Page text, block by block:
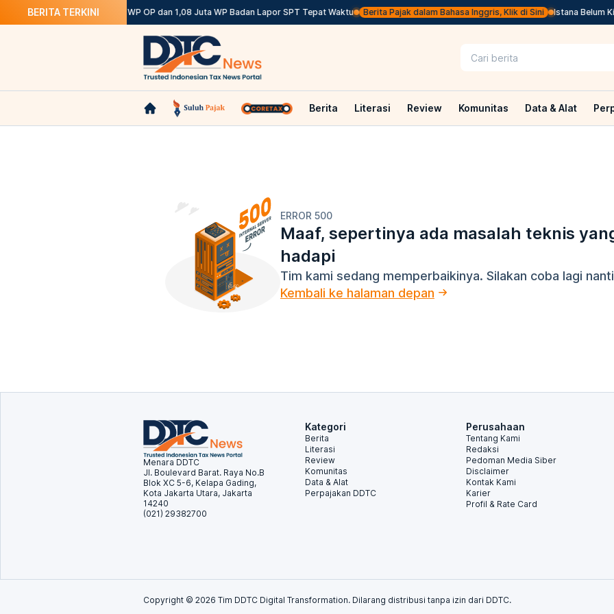
BERITA TERKINI
DJP: 12,12 Juta WP OP dan 1,08 Juta WP Badan Lapor SPT Tepat Waktu Berita Pajak dalam Bahasa Inggris, Klik di Sini Istana Belum
Berita Literasi Review Komunitas Data & Alat
ERROR 500
Maaf, sepertinya ada masalah teknis
hadapi
Tim kami sedang memperbaikinya. Silakan coba lagi
Kembali ke halaman depan
Menara DDTC
Jl. Boulevard Barat. Raya No.B
Blok XC 5-6, Kelapa Gading,
Kota Jakarta Utara, Jakarta
14240
(021) 29382700
Kategori
Berita
Literasi
Review
Komunitas
Data & Alat
Perpajakan DDTC
Perusahaan
Tentang Kami
Redaksi
Pedoman Media Siber
Disclaimer
Kontak Kami
Karier
Profil & Rate Card
Copyright © 2026 Tim DDTC Digital Transformation. Dilarang distribusi tanpa izin dari DDTC.